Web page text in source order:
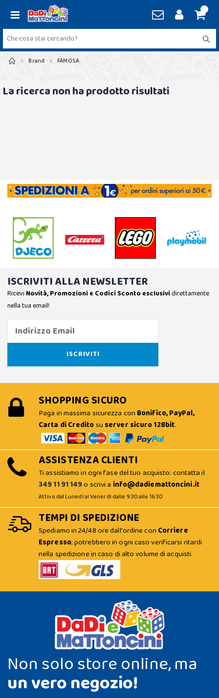
Brand FAMOSA
La ricerca non ha prodotto risultati
ISCRIVITI ALLA NEWSLETTER
Ricevi Novità, Promozioni e Codici Sconto esclusividirettamente
nella tua email!
SHOPPING SICURO
Paga in massima sicurezza con Bonifico, PayPal,
Carta di Creditosu server sicuro 128bit.
ASSISTENZA CLIENTI
Ti assistiamo in ogni fase del tuo acquisto: contatta il
349 11 91 149o scrivi a info@dadiemattoncini.it
Attivo dal Lunedì al Venerdì dalle 9:30 alle 16:30
TEMPI DI SPEDIZIONE
Spediamo in 24/48 ore dall'ordine con Corriere
Espresso; potrebbero in ogni caso verificarsi ritardi
nella spedizione in caso di alto volume di acquisti.
Non solo store online, ma
un vero negozio!